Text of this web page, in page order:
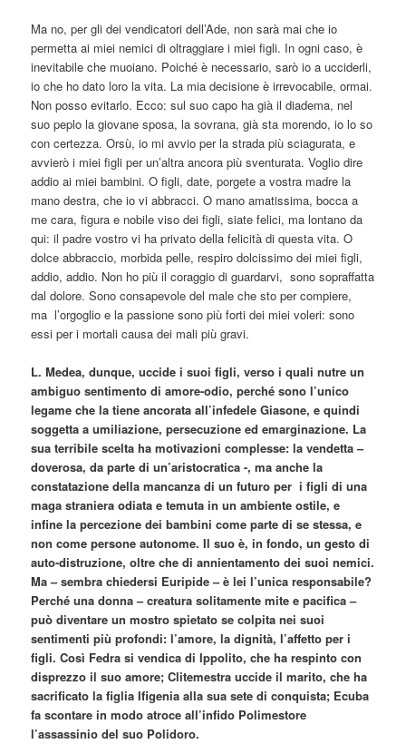
Ma no, per gli dei vendicatori dell’Ade, non sarà mai che io
permetta ai miei nemici di oltraggiare i miei figli. In ogni caso, è
inevitabile che muoiano. Poiché è necessario, sarò io a ucciderli,
io che ho dato loro la vita. La mia decisione è irrevocabile, ormai.
Non posso evitarlo. Ecco: sul suo capo ha già il diadema, nel
suo peplo la giovane sposa, la sovrana, già sta morendo, io lo so
con certezza. Orsù, io mi avvio per la strada più sciagurata, e
avvierò i miei figli per un’altra ancora più sventurata. Voglio dire
addio ai miei bambini. O figli, date, porgete a vostra madre la
mano destra, che io vi abbracci. O mano amatissima, bocca a
me cara, figura e nobile viso dei figli, siate felici, ma lontano da
qui: il padre vostro vi ha privato della felicità di questa vita. O
dolce abbraccio, morbida pelle, respiro dolcissimo dei miei figli,
addio, addio. Non ho più il coraggio di guardarvi, sono sopraffatta
dal dolore. Sono consapevole del male che sto per compiere,
ma l’orgoglio e la passione sono più forti dei miei voleri: sono
essi per i mortali causa dei mali più gravi.
L. Medea, dunque, uccide i suoi figli, verso i quali nutre un
ambiguo sentimento di amore-odio, perché sono l’unico
legame che la tiene ancorata all’infedele Giasone, e quindi
soggetta a umiliazione, persecuzione ed emarginazione. La
sua terribile scelta ha motivazioni complesse: la vendetta –
doverosa, da parte di un’aristocratica -, ma anche la
constatazione della mancanza di un futuro per i figli di una
maga straniera odiata e temuta in un ambiente ostile, e
infine la percezione dei bambini come parte di se stessa, e
non come persone autonome. Il suo è, in fondo, un gesto di
auto-distruzione, oltre che di annientamento dei suoi nemici.
Ma – sembra chiedersi Euripide – è lei l’unica responsabile?
Perché una donna – creatura solitamente mite e pacifica –
può diventare un mostro spietato se colpita nei suoi
sentimenti più profondi: l’amore, la dignità, l’affetto per i
figli. Così Fedra si vendica di Ippolito, che ha respinto con
disprezzo il suo amore; Clitemestra uccide il marito, che ha
sacrificato la figlia Ifigenia alla sua sete di conquista; Ecuba
fa scontare in modo atroce all’infido Polimestore
l’assassinio del suo Polidoro.